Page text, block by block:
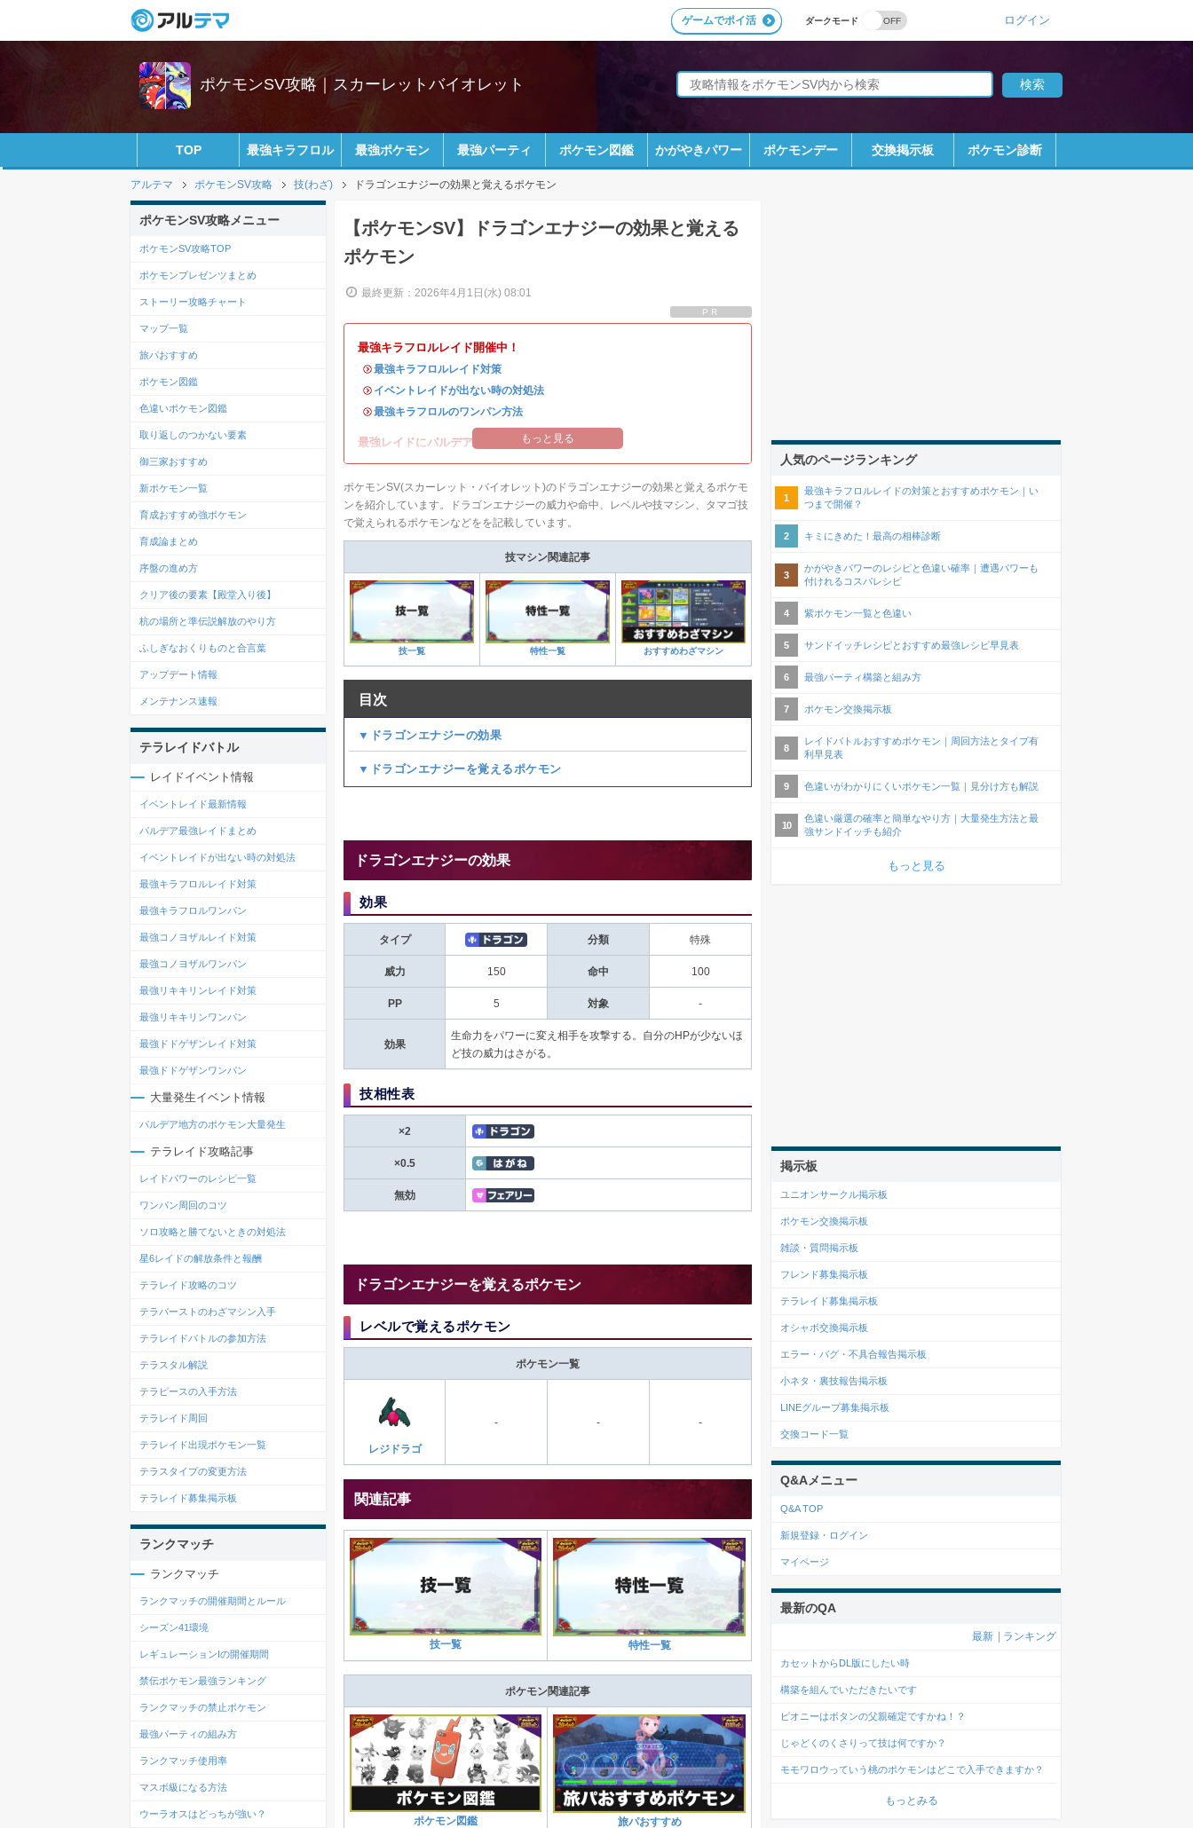
ダークモード
ゲームでポイ活 ログイン
ポケモンSV攻略｜スカーレットバイオレット
TOP 最強キラフロル 最強ポケモン 最強パーティ ポケモン図鑑 かがやきパワー ポケモンデー 交換掲示板 ポケモン診断
アルテマ ポケモンSV攻略 技(わざ) ドラゴンエナジーの効果と覚えるポケモン
【ポケモンSV】ドラゴンエナジーの効果と覚える
ポケモン
最終更新：2026年4月1日(水) 08:01
PR
最強キラフロルレイド開催中！
・最強キラフロルレイド対策
・ イベントレイドが出ない時の対処法
・最強キラフロルのワンパン方法
最強レイドにパルデアの強力なポケモンが登場！
もっと見る
ポケモンSV(スカーレット・バイオレット)のドラゴンエナジーの効果と覚えるポケモ
ンを紹介しています。ドラゴンエナジーの威力や命中、レベルや技マシン、タマゴ技
で覚えられるポケモンなどをを記載しています。
技マシン関連記事
技一覧 特性一覧 おすすめわざマシン
目次
▼ドラゴンエナジーの効果
▼ドラゴンエナジーを覚えるポケモン
ドラゴンエナジーの効果
効果
タイプ 分類 特殊
威力 150 命中 100
PP 5 対象 -
効果
生命力をパワーに変え相手を攻撃する。自分のHPが少ないほ
ど技の威力はさがる。
技相性表
×2
×0.5
無効
ドラゴンエナジーを覚えるポケモン
レベルで覚えるポケモン
ポケモン一覧
レジドラゴ
- - -
関連記事
技一覧 特性一覧
ポケモン関連記事
ポケモン図鑑 旅パおすすめ
ポケモンSV攻略メニュー
ポケモンSV攻略TOP
ポケモンプレゼンツまとめ
ストーリー攻略チャート
マップ一覧
旅パおすすめ
ポケモン図鑑
色違いポケモン図鑑
取り返しのつかない要素
御三家おすすめ
新ポケモン一覧
育成おすすめ強ポケモン
育成論まとめ
序盤の進め方
クリア後の要素【殿堂入り後】
杭の場所と準伝説解放のやり方
ふしぎなおくりものと合言葉
アップデート情報
メンテナンス速報
テラレイドバトル
レイドイベント情報
イベントレイド最新情報
パルデア最強レイドまとめ
イベントレイドが出ない時の対処法
最強キラフロルレイド対策
最強キラフロルワンパン
最強コノヨザルレイド対策
最強コノヨザルワンパン
最強リキキリンレイド対策
最強リキキリンワンパン
最強ドドゲザンレイド対策
最強ドドゲザンワンパン
大量発生イベント情報
パルデア地方のポケモン大量発生
テラレイド攻略記事
レイドパワーのレシピ一覧
ワンパン周回のコツ
ソロ攻略と勝てないときの対処法
星6レイドの解放条件と報酬
テラレイド攻略のコツ
テラバーストのわざマシン入手
テラレイドバトルの参加方法
テラスタル解説
テラピースの入手方法
テラレイド周回
テラレイド出現ポケモン一覧
テラスタイプの変更方法
テラレイド募集掲示板
ランクマッチ
ランクマッチ
ランクマッチの開催期間とルール
シーズン41環境
レギュレーションIの開催期間
禁伝ポケモン最強ランキング
ランクマッチの禁止ポケモン
最強パーティの組み方
ランクマッチ使用率
マスボ級になる方法
ウーラオスはどっちが強い？
人気のページランキング
最強キラフロルレイドの対策とおすすめポケモン｜い
つまで開催？
キミにきめた！最高の相棒診断
かがやきパワーのレシピと色違い確率｜遭遇パワーも
付けれるコスパレシピ
紫ポケモン一覧と色違い
サンドイッチレシピとおすすめ最強レシピ早見表
最強パーティ構築と組み方
ポケモン交換掲示板
レイドバトルおすすめポケモン｜周回方法とタイプ有
利早見表
色違いがわかりにくいポケモン一覧｜見分け方も解説
色違い厳選の確率と簡単なやり方｜大量発生方法と最
強サンドイッチも紹介
もっと見る
掲示板
ユニオンサークル掲示板
ポケモン交換掲示板
雑談・質問掲示板
フレンド募集掲示板
テラレイド募集掲示板
オシャボ交換掲示板
エラー・バグ・不具合報告掲示板
小ネタ・裏技報告掲示板
LINEグループ募集掲示板
交換コード一覧
Q&Aメニュー
Q&A TOP
新規登録・ログイン
マイページ
最新のQA
最新 | ランキング
カセットからDL版にしたい時
構築を組んでいただきたいです
ピオニーはボタンの父親確定ですかね！？
じゃどくのくさりって技は何ですか？
モモワロウっていう桃のポケモンはどこで入手できますか？
もっとみる